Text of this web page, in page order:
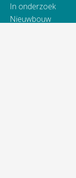
In onderzoek
Nieuwbouw